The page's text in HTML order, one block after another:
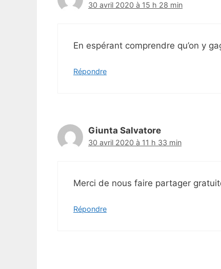
30 avril 2020 à 15 h 28 min
En espérant comprendre qu’on y
Répondre
Giunta Salvatore
30 avril 2020 à 11 h 33 min
Merci de nous faire partager
Répondre